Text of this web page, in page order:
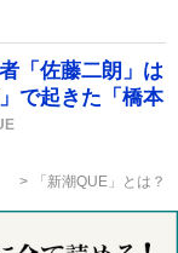
「佐藤二朗」は
で起きた「橋本
「新潮QUE」とは？